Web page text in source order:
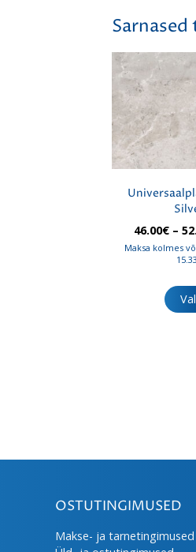
46.00€ –
Maksa kolmes
OSTUTINGIMUSED
Makse- ja tarnetingimused